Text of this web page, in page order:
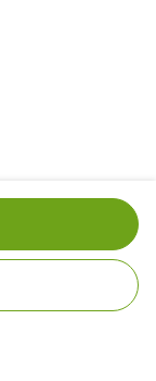
in kleine